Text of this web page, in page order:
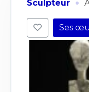
Sculpteur
Ses